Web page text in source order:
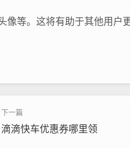
等。这将有助于其他用户
滴滴快车优惠券哪里领